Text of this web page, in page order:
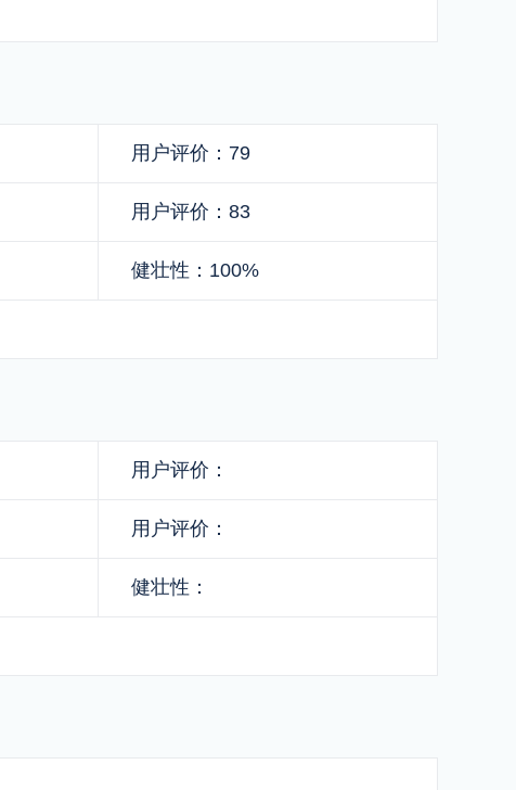
用户评价：79
用户评价：83
健壮性：100%
用户评价：
用户评价：
健壮性：